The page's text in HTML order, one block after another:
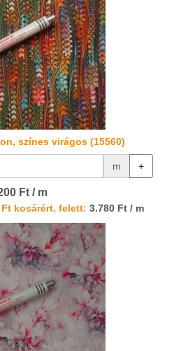
színes virágos (15560)
m +
Ft / m
Ft kosárért. felett: 3.780 Ft / m